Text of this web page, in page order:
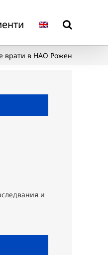
врати в НАО Рожен
и